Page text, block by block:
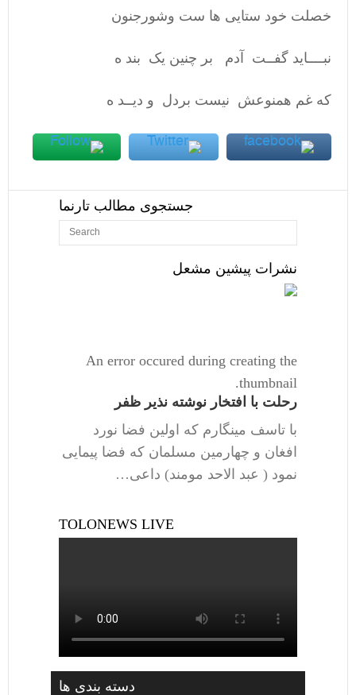
خصلت خود ستایی ها ست وشورجنون
نبــــاید گفــت آدم بر چنین یک بند ه
که غم همنوعش نیست بردل و دیــد ه
جستجوی مطالب تارنما
نشرات پیشین مشعل
An error occured during creating the
thumbnail.
رحلت با افتخار نوشته نذیر ظفر
با تاسف مینگارم که اولین فضا نورد
افغان و چهارمین مسلمان که فضا پیمایی
نمود ( عبد الاحد مومند) داعی…
TOLONEWS LIVE
دسته بندی ها